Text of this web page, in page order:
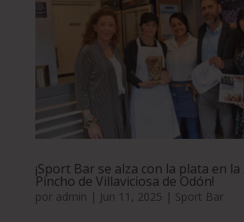
¡Sport Bar se alza con la plata en la
Pincho de Villaviciosa de Odón!
por admin | Jun 11, 2025 | Sport Bar